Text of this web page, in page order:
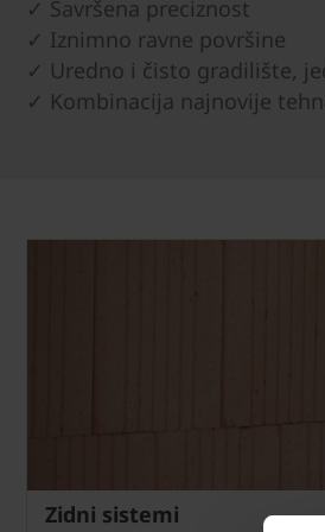
✓ Savršena preciznost
✓ Iznimno ravne površine
✓ Uredno i čisto gradilište,
✓ Kombinacija najnovije
Zidni sistemi